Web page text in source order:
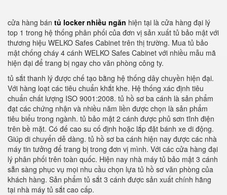
cửa hàng bán tủ locker nhiều ngăn hiện tại là cửa hàng đại lý
top 1 trong hệ thống phân phối của đơn vị sản xuất tủ bảo mật với
thương hiệu WELKO Safes Cabinet trên thị trường. Mua tủ bảo
mật chống cháy 4 cánh WELKO Safes Cabinet với nhiều mẫu mã
hiện đại để trang bị ngay cho văn phòng công ty.
tủ sắt thanh lý được chế tạo bằng hệ thống dây chuyền hiện đại.
Với hàng loạt các tiêu chuẩn khắt khe. Hệ thống xác định tiêu
chuẩn chất lượng ISO 9001:2008. tủ hồ sơ ba cánh là sản phẩm
đạt các chứng nhận và nhiều năm liền được chọn là sản phẩm
tiêu biểu trong ngành. tủ bảo mật 2 cánh được phủ sơn tĩnh điện
trên bề mặt. Có đế cao su cố định hoặc lắp đặt bánh xe di động.
Giúp di chuyển dễ dàng. tủ hồ sơ ba cánh hiện nay được các nhà
máy tin tưởng để trang bị trong đơn vị mình. Với các cửa hàng đại
lý phân phối trên toàn quốc. Hiện nay nhà máy tủ bảo mật 3 cánh
sẵn sàng phục vụ mọi nhu cầu chọn lựa tủ hồ sơ văn phòng của
khách hàng. Sản phẩm tủ sắt 3 cánh được sản xuất chính hãng
tại nhà máy tủ sắt cao cấp.